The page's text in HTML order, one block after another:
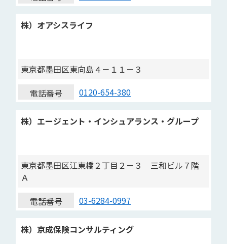
株）オアシスライフ
東京都墨田区東向島４－１１－３
電話番号
0120-654-380
株）エージェント・インシュアランス・グループ
東京都墨田区江東橋２丁目２－３ 三和ビル７階
Ａ
電話番号
03-6284-0997
株）京成保険コンサルティング